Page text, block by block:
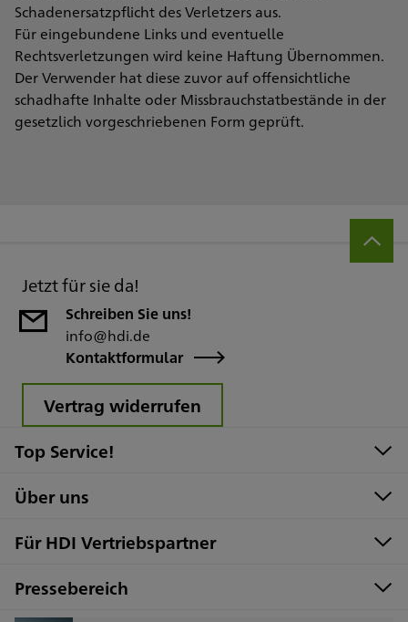
Schadenersatzpflicht des Verletzers aus.
Für eingebundene Links und eventuelle
Rechtsverletzungen wird keine Haftung Übernommen.
Der Verwender hat diese zuvor auf offensichtliche
schadhafte Inhalte oder Missbrauchstatbestände in der
gesetzlich vorgeschriebenen Form geprüft.
Jetzt für sie da!
Schreiben Sie uns!
info@hdi.de
Kontaktformular
Vertrag widerrufen
Top Service!
Über uns
Für HDI Vertriebspartner
Pressebereich